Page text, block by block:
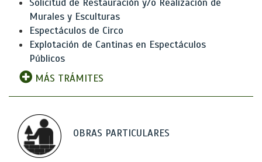
Solicitud de Restauración y/o Realización de
Murales y Esculturas
Espectáculos de Circo
Explotación de Cantinas en Espectáculos
Públicos
MÁS TRÁMITES
OBRAS PARTICULARES